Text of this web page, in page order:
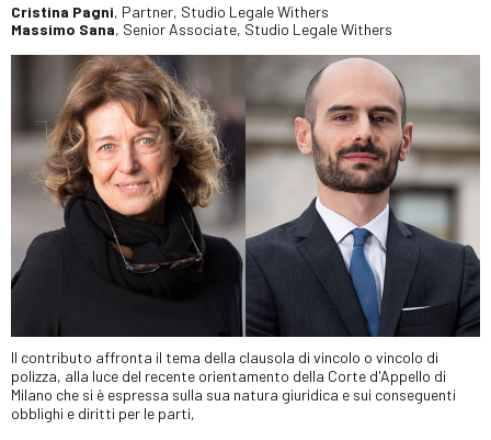
Cristina Pagni, Partner, Studio Legale Withers
Massimo Sana, Senior Associate, Studio Legale Withers
Il contributo affronta il tema della clausola di vincolo o vincolo di
polizza, alla luce del recente orientamento della Corte d'Appello di
Milano che si è espressa sulla sua natura giuridica e sui conseguenti
obblighi e diritti per le parti,